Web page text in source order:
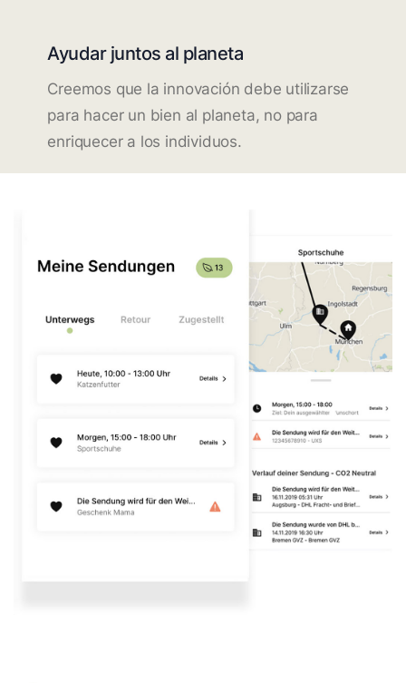
Ayudar juntos al planeta
Creemos que la innovación debe utilizarse
para hacer un bien al planeta, no para
enriquecer a los individuos.